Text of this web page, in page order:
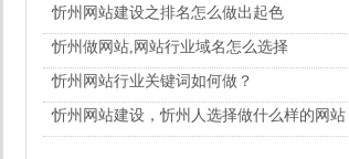
忻州网站建设之排名怎么做出起色
忻州做网站,网站行业域名怎么选择
忻州网站行业关键词如何做？
忻州网站建设，忻州人选择做什么样的网站